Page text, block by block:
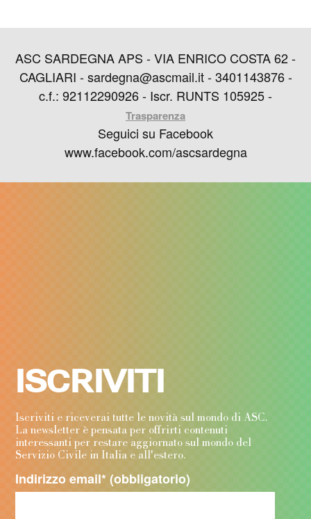
ASC SARDEGNA APS - VIA ENRICO COSTA 62 -
CAGLIARI - sardegna@ascmail.it - 3401143876 -
c.f.: 92112290926 - Iscr. RUNTS 105925 -
Trasparenza
Seguici su Facebook
www.facebook.com/ascsardegna
ISCRIVITI
Iscriviti e riceverai tutte le novità sul mondo di ASC.
La newsletter è pensata per offrirti contenuti
interessanti per restare aggiornato sul mondo del
Servizio Civile in Italia e all'estero.
Indirizzo email* (obbligatorio)